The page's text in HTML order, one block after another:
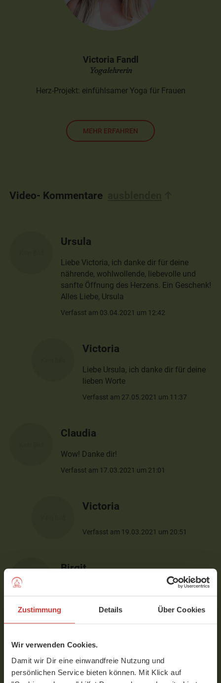
Zustimmung Details Über Cookies
Wir verwenden Cookies.
Damit wir Dir eine einwandfreie Nutzung und
persönlichen Service bieten können. Mit Klick auf
Victoria Fandl
Yogalehrerin
Herz-Projekt: einfühlsamer Yoga für Frauen
MEHR ERFAHREN
Video- Kommentare
Ursula
Liebe Victoria, ich danke dir für deine
nährende, wohlwollende, liebevolle und
sanfte Öffnung des Herzens. Ein Geschenk!
Alles Liebe, Ursula
Verfasst am 03.04.2021 um 12:42
Victoria
Liebe Ursula, ich danke dir für deine
lieben Worte
Verfasst am 27.05.2021 um 11:37
Claudia
Wow! Danke dir!
Verfasst am 17.03.2021 um 21:01
Victoria
Verfasst am 19.03.2021 um 20:51
Birgit
Mein Herz ist erweckt!Vielen Dank, es war
Das freut mich von Herzen! Alles